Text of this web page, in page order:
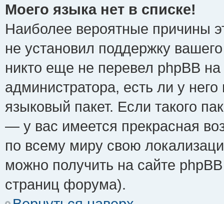
Моего языка нет в списке!
Наиболее вероятные причины
не установил поддержку
никто еще не перевел phpBB
администратора, есть ли у
языковый пакет. Если такого
— у вас имеется прекрасная
по всему миру свою
можно получить на сайте
страниц форума).